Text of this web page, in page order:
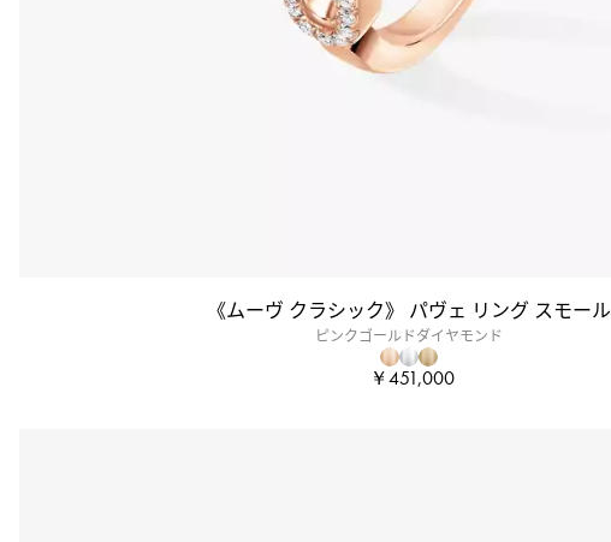
《ムーヴ クラシック》 パヴェ リング スモール
ピンクゴールドダイヤモンド
￥451,000